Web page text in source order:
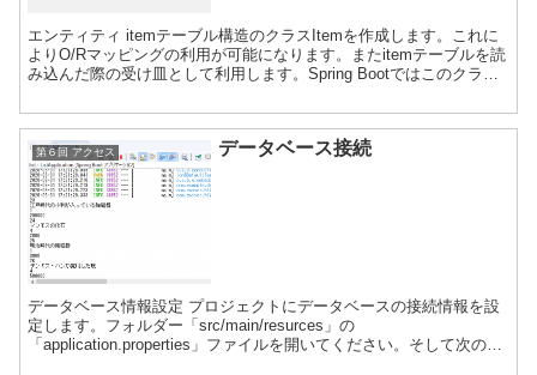
エンティティ itemテーブル構造のクラスItemを作成します。これに
よりO/Rマッピングの利用が可能になります。またitemテーブルを読
み込んだ際の受け皿として利用します。Spring Bootではこのクラス
第６回 アクセス データベース接続
データベース情報設定 プロジェクトにデータベースの接続情報を設
定します。フォルダー「src/main/resurces」の
「application.properties」ファイルを開いてください。そして次の内